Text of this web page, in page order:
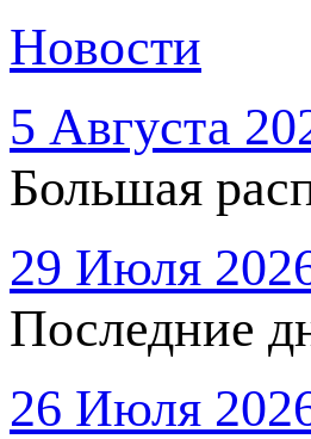
Новости
5 Августа
Большая
29 Июля
Последние
26 Июля